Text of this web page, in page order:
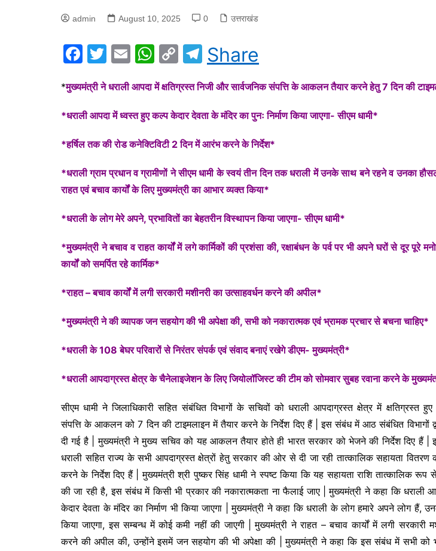
admin August 10, 2025 0 उत्तराखंड
F
c
e
o
o
k
T
itt
er
E
ai
l
W
at
s
p
p
C
p
y
n
k
T
el
e
gr
m
Share
*मुख्यमंत्री ने धराली आपदा में क्षतिग्रस्त निजी और सार्वजनिक संपत्ति के आकलन तैयार करने हेतु 7 दिन की
*धराली आपदा में ध्वस्त हुए कल्प केदार देवता के मंदिर का पुनः निर्माण किया जाएगा- सीएम धामी*
*हर्षिल तक की रोड कनेक्टिविटी 2 दिन में आरंभ करने के निर्देश*
*धराली ग्राम प्रधान व ग्रामीणों ने सीएम धामी के स्वयं तीन दिन तक धराली में उनके साथ बने रहने व उनका
राहत एवं बचाव कार्यों के लिए मुख्यमंत्री का आभार व्यक्त किया*
*धराली के लोग मेरे अपने, प्रभावितों का बेहतरीन विस्थापन किया जाएगा- सीएम धामी*
*मुख्यमंत्री ने बचाव व राहत कार्यों में लगे कार्मिकों की प्रशंसा की, रक्षाबंधन के पर्व पर भी अपने घरों से दूर पूरे
कार्यों को समर्पित रहे कार्मिक*
*राहत – बचाव कार्यों में लगी सरकारी मशीनरी का उत्साहवर्धन करने की अपील*
*मुख्यमंत्री ने की व्यापक जन सहयोग की भी अपेक्षा की, सभी को नकारात्मक एवं भ्रामक प्रचार से बचना चाहिए*
*धराली के 108 बेघर परिवारों से निरंतर संपर्क एवं संवाद बनाएं रखेगे डीएम- मुख्यमंत्री*
*धराली आपदाग्रस्त क्षेत्र के चैनेलाइजेशन के लिए जियोलॉजिस्ट की टीम को सोमवार सुबह रवाना करने के
सीएम धामी ने जिलाधिकारी सहित संबंधित विभागों के सचिवों को धराली आपदाग्रस्त क्षेत्र में क्षतिग्रस्त
संपत्ति के आकलन को 7 दिन की टाइमलाइन में तैयार करने के निर्देश दिए हैं | इस संबंध में आठ संबंधित विभागों
दी गई है | मुख्यमंत्री ने मुख्य सचिव को यह आकलन तैयार होते ही भारत सरकार को भेजने की निर्देश दिए हैं |
धराली सहित राज्य के सभी आपदाग्रस्त क्षेत्रों हेतु सरकार की ओर से दी जा रही तात्कालिक सहायता वितरण
करने के निर्देश दिए हैं | मुख्यमंत्री श्री पुष्कर सिंह धामी ने स्पष्ट किया कि यह सहायता राशि तात्कालिक रूप से
की जा रही है, इस संबंध में किसी भी प्रकार की नकारात्मकता ना फैलाई जाए | मुख्यमंत्री ने कहा कि धराली
केदार देवता के मंदिर का निर्माण भी किया जाएगा | मुख्यमंत्री ने कहा कि धराली के लोग हमारे अपने लोग हैं,
किया जाएगा, इस सम्बन्ध में कोई कमी नहीं की जाएगी | मुख्यमंत्री ने राहत – बचाव कार्यों में लगी सरकारी
करने की अपील की, उन्होंने इसमें जन सहयोग की भी अपेक्षा की | मुख्यमंत्री ने कहा कि इस संबंध में सभी को